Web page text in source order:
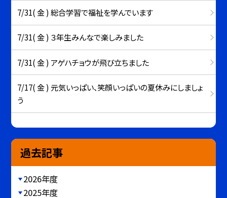
7/31( 金 ) 総合学習で福祉を学んでいます
7/31( 金 ) ３年生みんなで楽しみました
7/31( 金 ) アゲハチョウが飛び立ちました
7/17( 金 ) 元気いっぱい、笑顔いっぱいの夏休みにしましょ
う
過去記事
2026年度
2025年度